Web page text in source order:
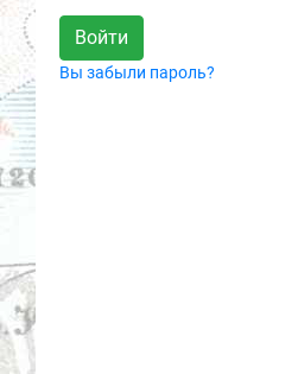
Контакты
Партнеры
Вы забыли пароль?